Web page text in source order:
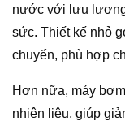
nước với lưu
sức. Thiết kế nhỏ
chuyển, phù hợp
Hơn nữa, máy
nhiên liệu, giúp